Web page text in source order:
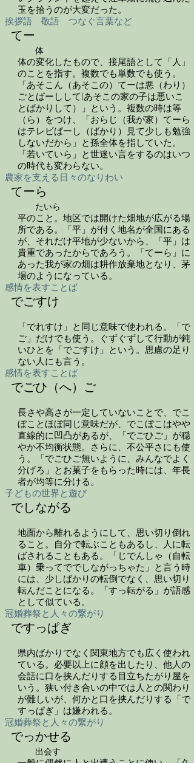
玉を拾うのが大変だった。
挨拶語 敬語 つなぐ言葉など
てー
体
体の変化したもので、接尾語として「人」
のことを指す。複数でも単数でも使う。
「あそこん（あそこの）てーは悪（わり）
ごとばーしして(あそこの家の子は悪いこ
とばかりして）」という。複数の時は等
（ら）をつけ、「おらじ（我が家）てーら
はテレビばーし（ばかり）見て少しも勉強
しないだから」と孫全体を指していた。
「若いていら」と世迷い言をするのはいつ
の時代も変わらない。
農家を支える日々のなりわい
てーら
たいら
平のこと。地区では開けた畑地が広がる場
所である。「平」が付く地名が全国にある
が、それだけ平地が少ないから、「平」は
貴重であったからであろう。「てーら」に
あった我が家の畑は耕作放棄地となり、茅
場のようになっている。
感情を表すことば
でごすけ
「でれすけ」と同じ意味で使われる。「で
ご」だけでも使う。ぐずぐずして行動が鈍
いひとを「でごすけ」という。思慮の足り
ない人にも言う。
感情を表すことば
でごひ（へ）ご
長さや高さが一定していないことで、でこ
ぼことほぼ同じ意味だが、でこぼこはやや
直線的に凹凸があるが、「でごひご」が穏
やか不均衡状態。さらに、不公平さにも使
う。「でごひご無いように、みんなでよく
分げろ」とお菓子をもらった時には、年長
者が均等に分ける。
子どもの世界と遊び
でしながる
地面から離れるようにして、思い切り倒れ
ること。自分で転ぶこともあるし、人に転
ばされることもある。「じでんしゃ（自転
車）乗ってででしながっちゃた」と言う時
には、少しばかりの転倒でなく、思い切り
転んだことになる。「すっ転がる」が語感
として似ている。
冠婚葬祭と人々の繋がり
ですっぱぎ
県内ばかりでなく関東地方でも広く使われ
ている。必要以上に顔を出したり、他人の
会話に口を挟んだりする目立ちたがり屋を
いう。狭い付き合いの中では人との関わり
が難しいが、何かと口を挟んだりする「で
すっぱぎ」は嫌われる。
冠婚葬祭と人々の繋がり
でっかせる
出会す